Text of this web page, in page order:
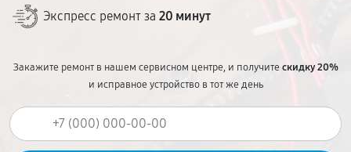
Экспресс ремонт за 20 минут
Закажите ремонт в нашем сервисном центре, и получитескидку 20%
и исправное устройство в тот же день